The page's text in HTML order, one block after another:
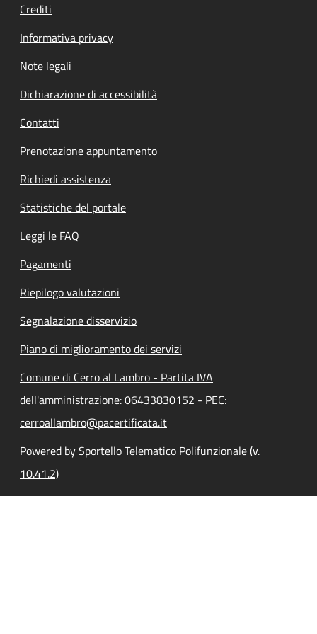
Crediti
Informativa privacy
Note legali
Dichiarazione di accessibilità
Contatti
Prenotazione appuntamento
Richiedi assistenza
Statistiche del portale
Leggi le FAQ
Pagamenti
Riepilogo valutazioni
Segnalazione disservizio
Piano di miglioramento dei servizi
Comune di Cerro al Lambro - Partita IVA
dell'amministrazione: 06433830152 - PEC:
cerroallambro@pacertificata.it
Powered by Sportello Telematico Polifunzionale (v.
10.41.2)